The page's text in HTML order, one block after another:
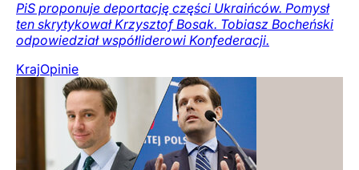
PiS proponuje deportację części Ukraińców. Pomysł
ten skrytykował Krzysztof Bosak. Tobiasz Bocheński
odpowiedział współliderowi Konfederacji.
KrajOpinie